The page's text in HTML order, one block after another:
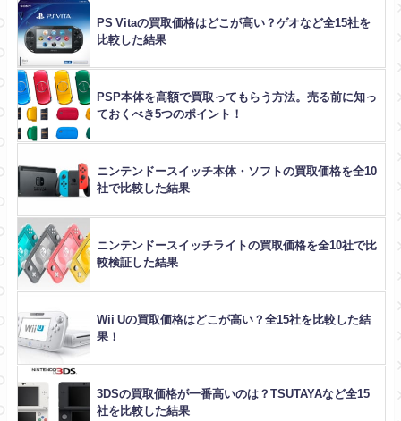
PS Vitaの買取価格はどこが高い？ゲオなど全15社を
比較した結果
PSP本体を高額で買取ってもらう方法。売る前に知っ
ておくべき5つのポイント！
ニンテンドースイッチ本体・ソフトの買取価格を全10
社で比較した結果
ニンテンドースイッチライトの買取価格を全10社で比
較検証した結果
Wii Uの買取価格はどこが高い？全15社を比較した結
果！
3DSの買取価格が一番高いのは？TSUTAYAなど全15
社を比較した結果